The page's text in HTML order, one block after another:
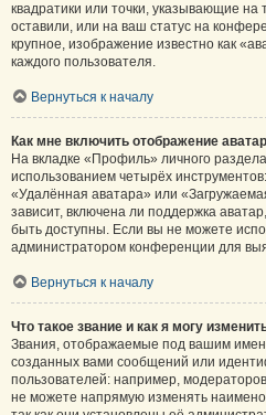
квадратики или точки, указывающие на
оставили, или на ваш статус на
крупное, изображение известно как
каждого пользователя.
Вернуться к началу
Как мне включить отображение
На вкладке «Профиль» личного
использованием четырёх
«Удалённая аватара» или
зависит, включена ли поддержка
быть доступны. Если вы не можете
администратором конференции для
Вернуться к началу
Что такое звание и как я могу
Звания, отображаемые под вашим
созданных вами сообщений или
пользователей: например,
не можете напрямую изменять